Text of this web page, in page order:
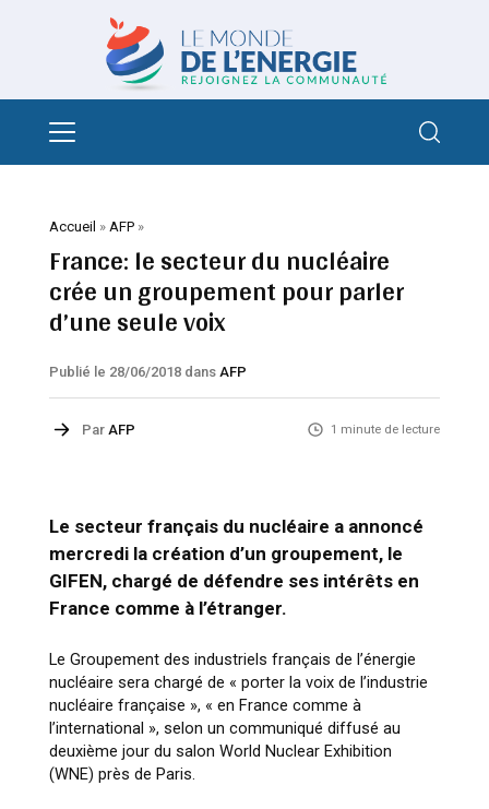
Accueil » AFP»
France: le secteur du nucléaire
crée un groupement pour parler
d’une seule voix
Publié le 28/06/2018 dans AFP
Par AFP 1 minute de lecture
Le secteur français du nucléaire a annoncé
mercredi la création d’un groupement, le
GIFEN, chargé de défendre ses intérêts en
France comme à l’étranger.
Le Groupement des industriels français de l’énergie
nucléaire sera chargé de « porter la voix de l’industrie
nucléaire française », « en France comme à
l’international », selon un communiqué diffusé au
deuxième jour du salon World Nuclear Exhibition
(WNE) près de Paris.